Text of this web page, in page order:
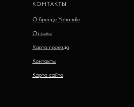
КОНТАКТЫ
О бренде Yohandle
Отзывы
Карта проезда
Контакты
Карта сайта